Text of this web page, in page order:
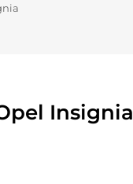
Insignia